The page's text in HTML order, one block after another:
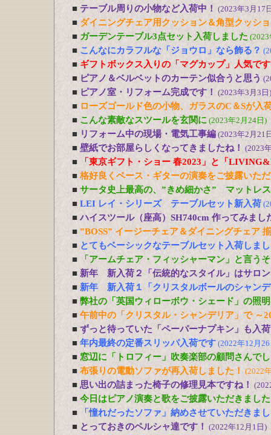
■ テーブル周りの小物など入荷中！ (2023年3月17
■ ダイニングチェア用クッション＆角型クッシ
■ ガーデンテーブル3点セット入荷しました
■ こんなにカラフルな「ジョウロ」なら飾る？
■ ギフトボックス入りの「マグカップ」人気で
■ ピアノ＆ベルベットのカーテン似合うと思う
■ ピアノ室・リフォーム完成です！ (2023年3月3日)
■ ローズゴールド色の小物、ガラスのC＆Sが入
■ こんな素敵なスツールを玄関に (2023年2月24日)
■ リフォーム中の現場・電気工事編 (2023年2月21
■ 壁紙でお部屋らしくなってきましたね！ (2023
■
「東京ギフト・ショー 春2023」と「
■ 格好良くベース・ギターの演奏をご披露いた
■ サータ史上最高の、”きめ細かさ” マットレ
■ LEI レイ・シリーズ テーブルセット新入荷
■ ハイスツール（座高）SH740cm 作ってみまし
■ ”BOSS” イージーチェア＆ダイニングチェア
■ とてもベーシックなテーブルセット入荷しま
■
「アームチェア・フィッシャーマン」と言う
■ 新年 新入荷２「伝統的なスタイル」はサロ
■ 新年 新入荷１「クリスタルボールのシャン
■ 弊社の「英国ウィローボウ・シェード」の照
■ 午前中の「クリスタル・シャンデリア」で ～
■ ずっと待っていた「ペーパーナプキン」も入
■ 年内最終の定番スリッパ入荷です (2022年12月
■ 窓辺に「トロフィー」吹奏楽部の顧問さんで
■ 布張りの電動ソファが再入荷しました！ (2022
■ 思い出の詰まった椅子の修理見本ですね！
■ 今日はピアノ演奏と歌をご披露いただきまし
■
「憧れだったソファ」納めさせていただきま
■ とっておきのペルシャ達です！ (2022年12月1日)